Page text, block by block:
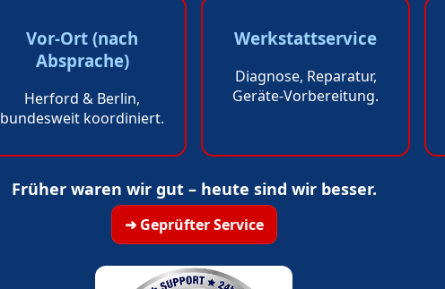
Vor-Ort (nach
Absprache)
Herford & Berlin,
bundesweit koordiniert.
Werkstattservice
Diagnose, Reparatur,
Geräte-Vorbereitung.
Früher waren wir gut – heute sind wir besser.
➜ Geprüfter Service